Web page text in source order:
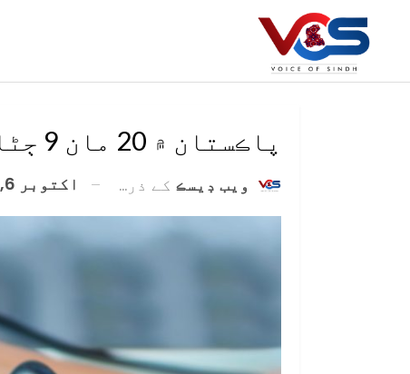
پاڪستان ۾ 20 مان 9 ڄڻا بلڊ پريشر جو شڪار
ويب ڊيسڪ کے ذریعہ اکتوبر 6, 2021